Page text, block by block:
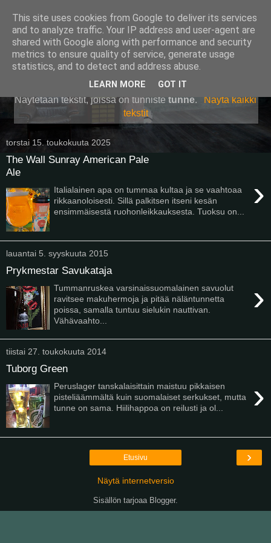
Pullollinen
Näytetään tekstit, joissa on tunnistetunne.
Näytä kaikki
tekstit
torstai 15. toukokuuta 2025
The Wall Sunray American Pale
Ale
›
Italialainen apa on tummaa kultaa ja se vaahtoaa
rikkaanoloisesti. Sillä palkitsen itseni kesän
ensimmäisestä ruohonleikkauksesta. Tuoksu on...
lauantai 5. syyskuuta 2015
Prykmestar Savukataja
›
Tummanruskea varsinaissuomalainen savuolut
ravitsee makuhermoja ja pitää näläntunnetta
poissa, samalla tuntuu sielukin nauttivan.
Vähävaahto...
tiistai 27. toukokuuta 2014
Tuborg Green
›
Peruslager tanskalaisittain maistuu pikkaisen
pisteliäämmältä kuin suomalaiset serkukset, mutta
tunne on sama. Hiilihappoa on reilusti ja ol...
›
Etusivu
Näytä internetversio
Sisällön tarjoaa Blogger.
This site uses cookies from Google to deliver its services
and to analyze traffic. Your IP address and user-agent are
shared with Google along with performance and security
metrics to ensure quality of service, generate usage
statistics, and to detect and address abuse.
LEARN MORE GOT IT